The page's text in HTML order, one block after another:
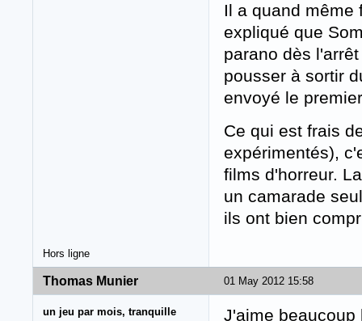
Il a quand même
expliqué que
parano dès
pousser à sortir
envoyé le
Ce qui est frais
expérimentés),
films d'horreur.
un camarade
ils ont bien
Hors ligne
01 May 2012 15:58
Thomas Munier
un jeu par mois, tranquille
J'aime beaucoup